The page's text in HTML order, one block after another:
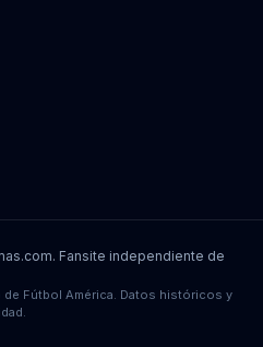
Fansite independiente de
Fútbol América. Datos históricos y